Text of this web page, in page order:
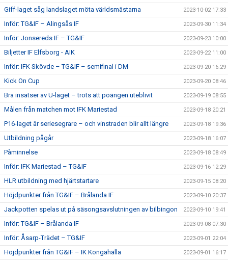
Giff-laget såg landslaget möta världsmästarna 2023-10-02 17:33
Inför: TG&IF – Alingsås IF 2023-09-30 11:34
Inför: Jonsereds IF – TG&IF 2023-09-23 10:00
Biljetter IF Elfsborg - AIK 2023-09-22 11:00
Inför: IFK Skövde – TG&IF – semifinal i DM 2023-09-20 16:29
Kick On Cup 2023-09-20 08:46
Bra insatser av U-laget – trots att poängen uteblivit 2023-09-19 08:55
Målen från matchen mot IFK Mariestad 2023-09-18 20:21
P16-laget är seriesegrare – och vinstraden blir allt längre 2023-09-18 19:36
Utbildning pågår 2023-09-18 16:07
Påminnelse 2023-09-18 08:49
Inför: IFK Mariestad – TG&IF 2023-09-16 12:29
HLR utbildning med hjärtstartare 2023-09-15 08:20
Höjdpunkter från TG&IF – Brålanda IF 2023-09-10 20:37
Jackpotten spelas ut på säsongsavslutningen av bilbingon 2023-09-10 19:41
Inför: TG&IF – Brålanda IF 2023-09-08 07:30
Inför: Åsarp-Trädet – TG&IF 2023-09-01 22:04
Höjdpunkter från TG&IF – IK Kongahälla 2023-09-01 16:17